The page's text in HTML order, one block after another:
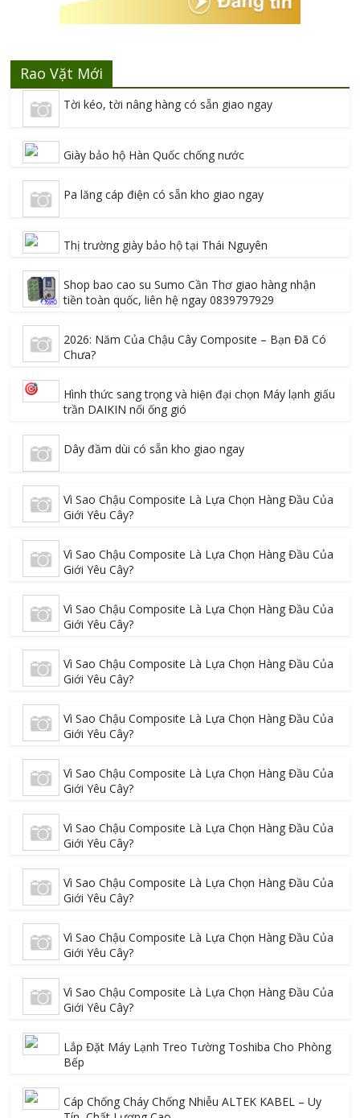
Rao Vặt Mới
Tời kéo, tời nâng hàng có sẵn giao ngay
Giày bảo hộ Hàn Quốc chống nước
Pa lăng cáp điện có sẵn kho giao ngay
Thị trường giày bảo hộ tại Thái Nguyên
Shop bao cao su Sumo Cần Thơ giao hàng nhận
tiền toàn quốc, liên hệ ngay 0839797929
2026: Năm Của Chậu Cây Composite – Bạn Đã Có
Chưa?
Hình thức sang trọng và hiện đại chọn Máy lạnh giấu
trần DAIKIN nối ống gió
Dây đầm dùi có sẵn kho giao ngay
Vì Sao Chậu Composite Là Lựa Chọn Hàng Đầu Của
Giới Yêu Cây?
Vì Sao Chậu Composite Là Lựa Chọn Hàng Đầu Của
Giới Yêu Cây?
Vì Sao Chậu Composite Là Lựa Chọn Hàng Đầu Của
Giới Yêu Cây?
Vì Sao Chậu Composite Là Lựa Chọn Hàng Đầu Của
Giới Yêu Cây?
Vì Sao Chậu Composite Là Lựa Chọn Hàng Đầu Của
Giới Yêu Cây?
Vì Sao Chậu Composite Là Lựa Chọn Hàng Đầu Của
Giới Yêu Cây?
Vì Sao Chậu Composite Là Lựa Chọn Hàng Đầu Của
Giới Yêu Cây?
Vì Sao Chậu Composite Là Lựa Chọn Hàng Đầu Của
Giới Yêu Cây?
Vì Sao Chậu Composite Là Lựa Chọn Hàng Đầu Của
Giới Yêu Cây?
Vì Sao Chậu Composite Là Lựa Chọn Hàng Đầu Của
Giới Yêu Cây?
Lắp Đặt Máy Lạnh Treo Tường Toshiba Cho Phòng
Bếp
Cáp Chống Cháy Chống Nhiễu ALTEK KABEL – Uy